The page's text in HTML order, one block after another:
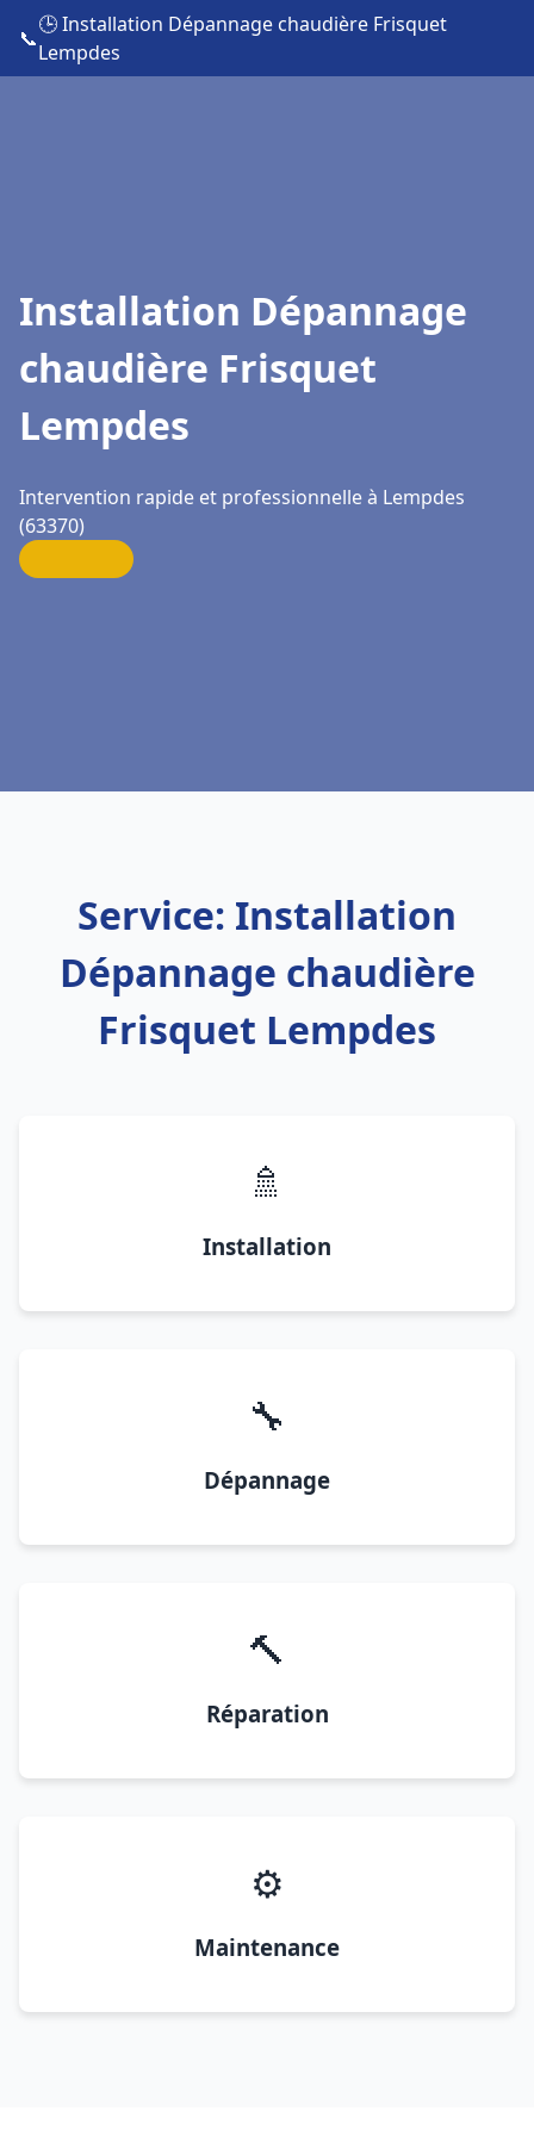
📞
🕒 Installation Dépannage chaudière Frisquet
Lempdes
Installation Dépannage
chaudière Frisquet
Lempdes
Intervention rapide et professionnelle à Lempdes
(63370)
Service: Installation
Dépannage chaudière
Frisquet Lempdes
🚿
Installation
🔧
Dépannage
🔨
Réparation
⚙️
Maintenance